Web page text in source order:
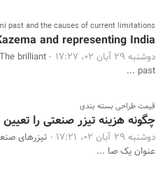
past and the causes of current limitations
and representing India
دوشنبه 29 آبان 02، 17:27 -
brilliant
past ...
قیمت طراحی بسته بندی
چگونه هزینه تیزر صنعتی را
دوشنبه 29 آبان 02، 17:21 -
تیزرهای
عنوان یک صا ...